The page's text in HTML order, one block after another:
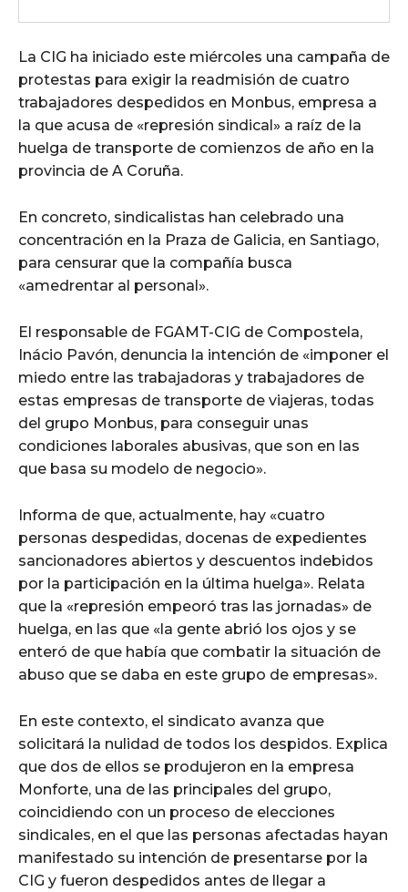
La CIG ha iniciado este miércoles una campaña de
protestas para exigir la readmisión de cuatro
trabajadores despedidos en Monbus, empresa a
la que acusa de «represión sindical» a raíz de la
huelga de transporte de comienzos de año en la
provincia de A Coruña.
En concreto, sindicalistas han celebrado una
concentración en la Praza de Galicia, en Santiago,
para censurar que la compañía busca
«amedrentar al personal».
El responsable de FGAMT-CIG de Compostela,
Inácio Pavón, denuncia la intención de «imponer el
miedo entre las trabajadoras y trabajadores de
estas empresas de transporte de viajeras, todas
del grupo Monbus, para conseguir unas
condiciones laborales abusivas, que son en las
que basa su modelo de negocio».
Informa de que, actualmente, hay «cuatro
personas despedidas, docenas de expedientes
sancionadores abiertos y descuentos indebidos
por la participación en la última huelga». Relata
que la «represión empeoró tras las jornadas» de
huelga, en las que «la gente abrió los ojos y se
enteró de que había que combatir la situación de
abuso que se daba en este grupo de empresas».
En este contexto, el sindicato avanza que
solicitará la nulidad de todos los despidos. Explica
que dos de ellos se produjeron en la empresa
Monforte, una de las principales del grupo,
coincidiendo con un proceso de elecciones
sindicales, en el que las personas afectadas hayan
manifestado su intención de presentarse por la
CIG y fueron despedidos antes de llegar a